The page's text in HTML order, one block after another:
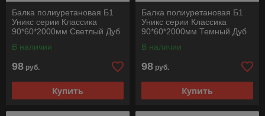
Балка полиуретановая Б1
Уникс серии Классика
90*60*2000мм Светлый Дуб
В наличии
98 руб.
Купить
Балка полиуретановая Б1
Уникс серии Классика
90*60*2000мм Темный Дуб
В наличии
98 руб.
Купить